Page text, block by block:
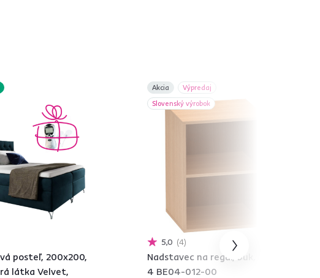
posteľ, 200x200,
látka Velvet,
Akcia
Výpredaj
Slovenský výrobok
5,0 4
Nadstavec na regál, buk, BETTY
4 BE04-012-00